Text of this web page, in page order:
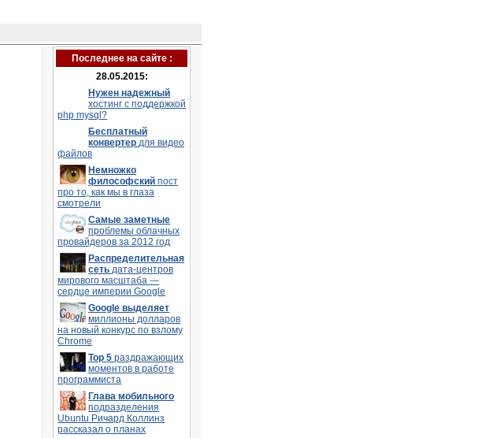
Последнее на сайте :
28.05.2015:
Нужен надежный
хостинг с поддержкой
php mysql?
Бесплатный
конвертердля видео
файлов
Немножко
философскийпост
про то, как мы в глаза
смотрели
Самые заметные
проблемы облачных
провайдеров за 2012 год
Распределительная
сетьдата-центров
мирового масштаба —
сердце империи Google
Google выделяет
миллионы долларов
на новый конкурс по взлому
Chrome
Top 5раздражающих
моментов в работе
программиста
Глава мобильного
подразделения
Ubuntu Ричард Коллинз
рассказал о планах